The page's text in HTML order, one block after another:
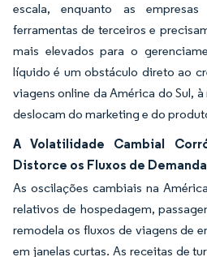
escala, enquanto as
ferramentas de terceiros e
mais elevados para o
líquido é um obstáculo direto ao
viagens online da América do Sul,
deslocam do marketing e do
A Volatilidade Cambial
Distorce os Fluxos de
As oscilações cambiais na
relativos de hospedagem,
remodela os fluxos de viagens de
em janelas curtas. As receitas de